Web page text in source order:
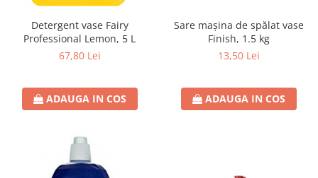
Detergent vase Fairy
Professional Lemon, 5 L
67,80 Lei
ADAUGA IN COS
Sare mașina de spălat vase
Finish, 1.5 kg
13,50 Lei
ADAUGA IN COS